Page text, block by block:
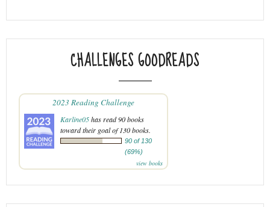
CHALLENGES GOODREADS
2023 Reading Challenge
Karline05has read 90 books
toward their goal of 130 books.
90 of 130
(69%)
view books